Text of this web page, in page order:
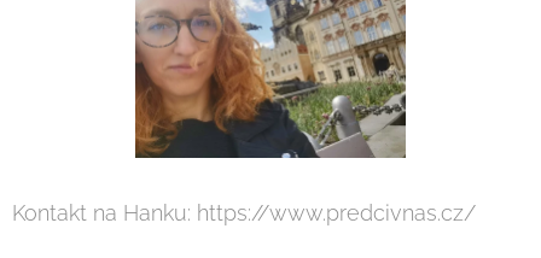
Kontakt na Hanku: https://www.predcivnas.cz/